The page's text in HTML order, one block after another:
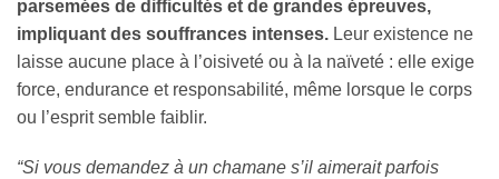
parsemées de difficultés et de grandes épreuves,
impliquant des souffrances intenses. Leur existence ne
laisse aucune place à l’oisiveté ou à la naïveté : elle exige
force, endurance et responsabilité, même lorsque le corps
ou l’esprit semble faiblir.
“Si vous demandez à un chamane s’il aimerait parfois